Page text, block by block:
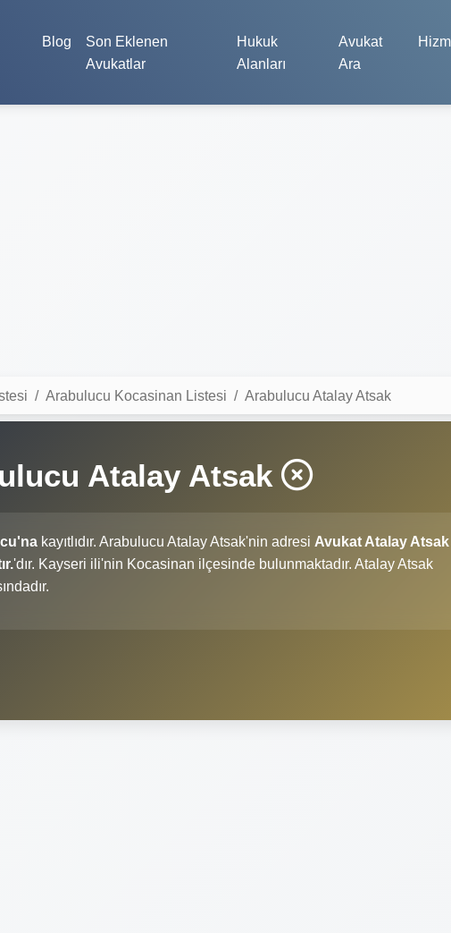
Blog
Son Eklenen
Avukatlar
Hukuk
Alanları
Avukat
Ara
Arabulucu Kocasinan Listesi Arabulucu Atalay Atsak
Atalay Atsak
kayıtlıdır. Arabulucu Atalay Atsak'nin adresi Avukat Atalay Atsak
'dır. Kayseri ili'nin Kocasinan ilçesinde bulunmaktadır. Atalay Atsak